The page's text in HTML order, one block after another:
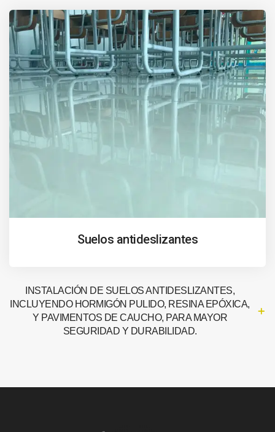
Suelos antideslizantes
INSTALACIÓN DE SUELOS ANTIDESLIZANTES,
INCLUYENDO HORMIGÓN PULIDO, RESINA EPÓXICA,
Y PAVIMENTOS DE CAUCHO, PARA MAYOR
SEGURIDAD Y DURABILIDAD.